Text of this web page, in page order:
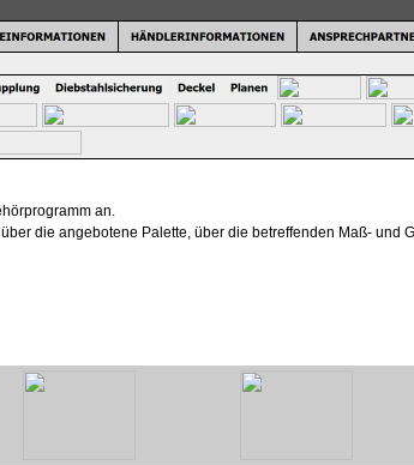
an.
die angebotene Palette, über die betreffenden Maß- und